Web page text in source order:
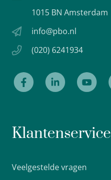
1015 BN Amsterdam
info@pbo.nl
(020) 6241934
Klantenservice
Veelgestelde vragen